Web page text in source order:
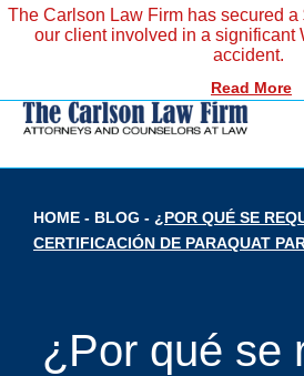
The Carlson Law Firm has secured
our client involved in a significant
accident.
Read More
HOME - BLOG - ¿POR QUÉ SE
CERTIFICACIÓN DE PARAQUAT
¿Por qué se